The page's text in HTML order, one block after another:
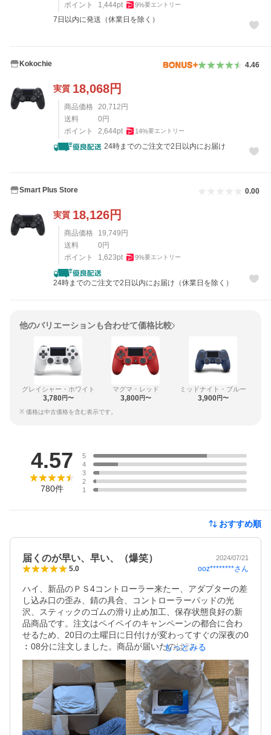
ポイント
1,444pt 9%要エントリー
7日以内に発送（休業日を除く）
Kokochie 4.46
実質 18,068円
商品価格 20,712 円
送料
0 円
ポイント
2,644pt 14%要エントリー
24時までのご注文で2日以内にお届け
Smart Plus Store 0.00
実質 18,126円
商品価格 19,749 円
送料
0 円
ポイント
1,623pt 9%要エントリー
24時までのご注文で2日以内にお届け（休業日を除く）
他のバリエーションも合わせて価格比較
グレイシャー・ホワイト
3,780円〜
マグマ・レッド
3,800円〜
ミッドナイト・ブルー
3,900円〜
※ 価格は中古価格を含む表示です。
4.57
780件
5
4
3
2
1
おすすめ順
届くのが早い、早い、（爆笑） 2024/07/21
5.0 ooz********さん
ハイ、新品のＰＳ4コントローラー来たー、アダプターの差
し込み口の歪み、錆の具合、コントローラーパッドの光
沢、スティックのゴムの滑り止め加工、保存状態良好の新
品商品です。注文はペイペイのキャンペーンの都合に合わ
せるため、20日の土曜日に日付けが変わってすぐの深夜の0
︰08分に注文しました。商品が届いたのは21日の15︰00分
に到着しました。ヤフーメールでは22日の月曜日に到着予
定のハズなのに次の日には来ました。早い！！他の方のコ
メントでも早いとのコメントを見てましたが、笑ってしま
うぐらい早い。（笑）貴重な夏休みが無駄にならずに済ん
で息子が喜んいます。
配送状態はいつもの純正ＰＳ4パッドコントローラー箱の外
側に厚めの紙を緩衝材代わりに入れてあり、プラ製のプチ
もっとみる